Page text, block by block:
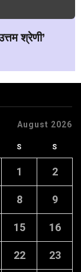
श्रेणी’
August 2026
S S
1 2
8 9
15 16
22 23